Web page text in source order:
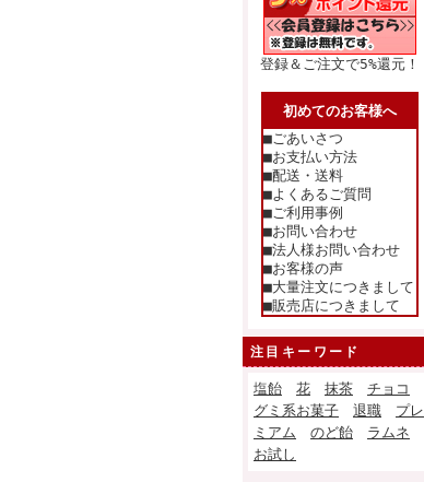
登録＆ご注文で5%還元！
初めてのお客様へ
■ごあいさつ
■お支払い方法
■配送・送料
■よくあるご質問
■ご利用事例
■お問い合わせ
■法人様お問い合わせ
■お客様の声
■大量注文につきまして
■販売店につきまして
注目キーワード
塩飴 花 抹茶
チョコ
グミ系お菓子
退職
プレ
ミアム
のど飴
ラムネ
お試し